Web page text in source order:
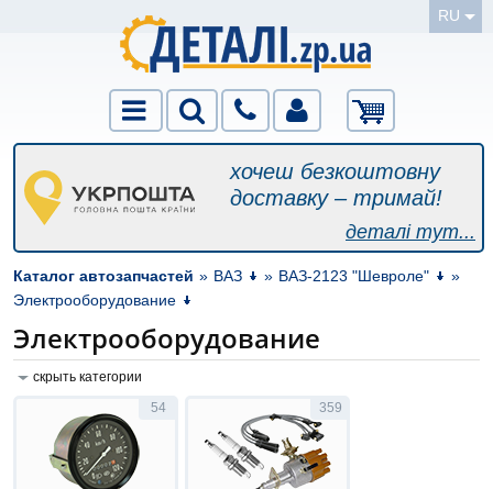
RU
хочеш безкоштовну
доставку – тримай!
деталі тут...
Каталог автозапчастей » ВАЗ » ВАЗ-2123 "Шевроле"
»
Электрооборудование
Электрооборудование
скрыть категории
54
359